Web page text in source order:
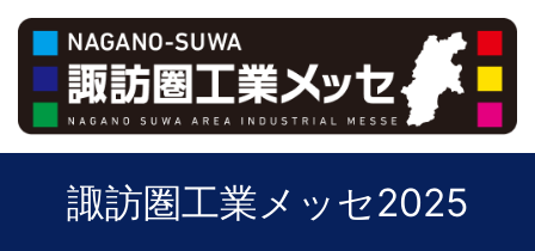
諏訪圏工業メッセ2025